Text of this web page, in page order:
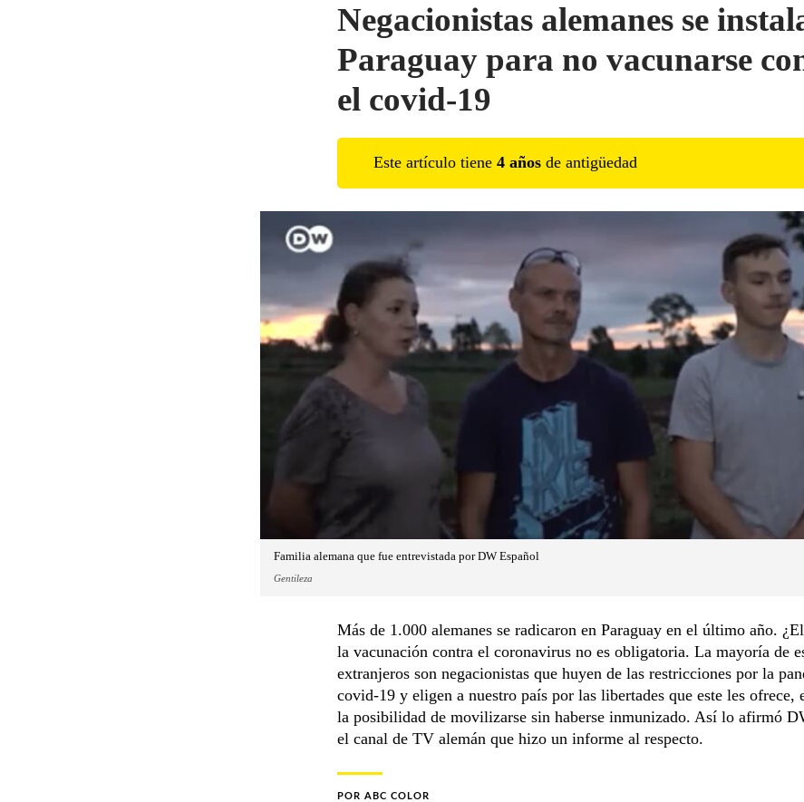
Negacionistas alemanes se
Paraguay para no vacunarse
el covid-19
Este artículo tiene 4 años de antigüedad
Familia alemana que fue entrevistada por DW Español
Gentileza
Más de 1.000 alemanes se radicaron en Paraguay en el último año.
la vacunación contra el coronavirus no es obligatoria. La mayoría de
extranjeros son negacionistas que huyen de las restricciones por la
covid-19 y eligen a nuestro país por las libertades que este les ofrece,
la posibilidad de movilizarse sin haberse inmunizado. Así lo afirmó
el canal de TV alemán que hizo un informe al respecto.
POR ABC COLOR